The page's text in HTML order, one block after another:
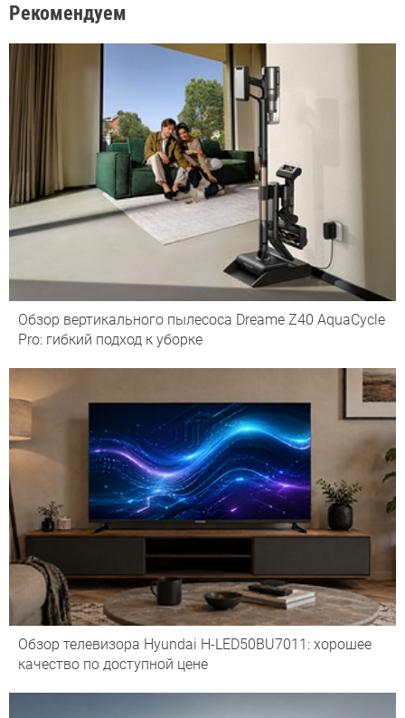
Рекомендуем
Обзор вертикального пылесоса Dreame Z40 AquaCycle
Pro: гибкий подход к уборке
Обзор телевизора Hyundai H-LED50BU7011: хорошее
качество по доступной цене